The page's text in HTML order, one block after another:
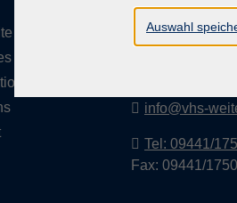
Lederergasse 2
info@vhs-
Tel: 09441/
Fax: 09441/
Auswahl